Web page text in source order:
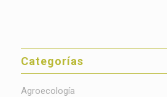
Categorías
Agroecología